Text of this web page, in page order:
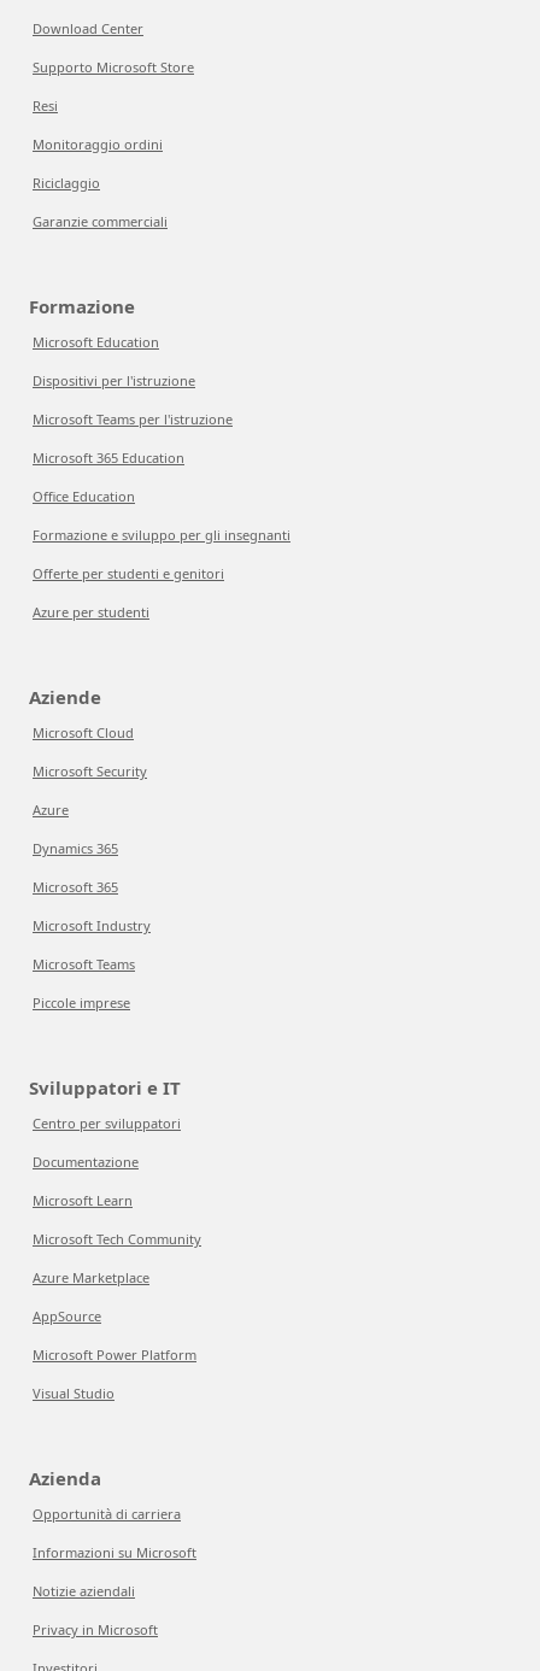
Download Center
Supporto Microsoft Store
Resi
Monitoraggio ordini
Riciclaggio
Garanzie commerciali
Formazione
Microsoft Education
Dispositivi per l'istruzione
Microsoft Teams per l'istruzione
Microsoft 365 Education
Office Education
Formazione e sviluppo per gli insegnanti
Offerte per studenti e genitori
Azure per studenti
Aziende
Microsoft Cloud
Microsoft Security
Azure
Dynamics 365
Microsoft 365
Microsoft Industry
Microsoft Teams
Piccole imprese
Sviluppatori e IT
Centro per sviluppatori
Documentazione
Microsoft Learn
Microsoft Tech Community
Azure Marketplace
AppSource
Microsoft Power Platform
Visual Studio
Azienda
Opportunità di carriera
Informazioni su Microsoft
Notizie aziendali
Privacy in Microsoft